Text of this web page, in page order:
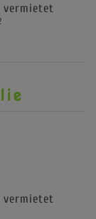
vermietet
vermietet